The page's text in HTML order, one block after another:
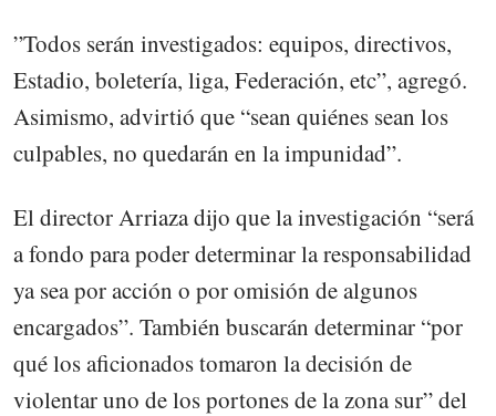
”Todos serán investigados: equipos, directivos,
Estadio, boletería, liga, Federación, etc”, agregó.
Asimismo, advirtió que “sean quiénes sean los
culpables, no quedarán en la impunidad”.
El director Arriaza dijo que la investigación “será
a fondo para poder determinar la responsabilidad
ya sea por acción o por omisión de algunos
encargados”. También buscarán determinar “por
qué los aficionados tomaron la decisión de
violentar uno de los portones de la zona sur” del